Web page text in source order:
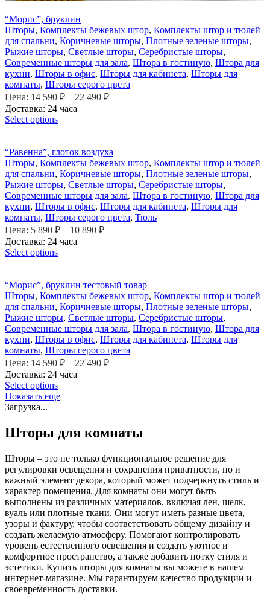
“Морис”, бруклин
Шторы, Комплекты бежевых штор, Комплекты штор и тюлей
для спальни, Коричневые шторы, Плотные зеленые шторы,
Рыжие шторы, Светлые шторы, Серебристые шторы,
Современные шторы для зала, Штора в гостиную, Штора для
кухни, Шторы в офис, Шторы для кабинета, Шторы для
комнаты, Шторы серого цвета
Цена: 14 590 ₽ – 22 490 ₽
Доставка: 24 часа
Select options
“Равенна”, глоток воздуха
Шторы, Комплекты бежевых штор, Комплекты штор и тюлей
для спальни, Коричневые шторы, Плотные зеленые шторы,
Рыжие шторы, Светлые шторы, Серебристые шторы,
Современные шторы для зала, Штора в гостиную, Штора для
кухни, Шторы в офис, Шторы для кабинета, Шторы для
комнаты, Шторы серого цвета, Тюль
Цена: 5 890 ₽ – 10 890 ₽
Доставка: 24 часа
Select options
“Морис”, бруклин тестовый товар
Шторы, Комплекты бежевых штор, Комплекты штор и тюлей
для спальни, Коричневые шторы, Плотные зеленые шторы,
Рыжие шторы, Светлые шторы, Серебристые шторы,
Современные шторы для зала, Штора в гостиную, Штора для
кухни, Шторы в офис, Шторы для кабинета, Шторы для
комнаты, Шторы серого цвета
Цена: 14 590 ₽ – 22 490 ₽
Доставка: 24 часа
Select options
Показать еще
Загрузка...
Шторы для комнаты
Шторы – это не только функциональное решение для
регулировки освещения и сохранения приватности, но и
важный элемент декора, который может подчеркнуть стиль и
характер помещения. Для комнаты они могут быть
выполнены из различных материалов, включая лен, шелк,
вуаль или плотные ткани. Они могут иметь разные цвета,
узоры и фактуру, чтобы соответствовать общему дизайну и
создать желаемую атмосферу. Помогают контролировать
уровень естественного освещения и создать уютное и
комфортное пространство, а также добавить нотку стиля и
эстетики. Купить шторы для комнаты вы можете в нашем
интернет-магазине. Мы гарантируем качество продукции и
своевременность доставки.